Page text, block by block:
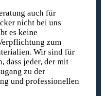
auch für
nicht bei uns
es keine
zum
Wir sind für
dass jeder, der mit
zu der
und professionellen